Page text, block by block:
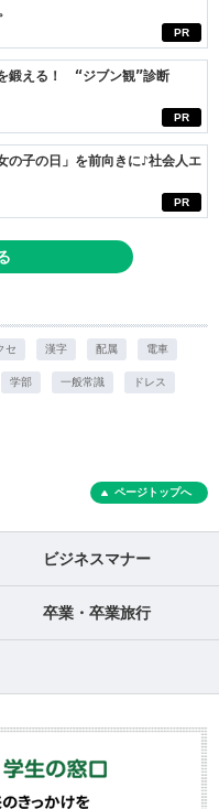
PR
PR
鍛える！ “ジブン観”診断
PR
の子の日」を前向きに♪社会人エ
セ 漢字 配属 電車
学部 一般常識 ドレス
ページトップへ
ビジネスマナー
卒業・卒業旅行